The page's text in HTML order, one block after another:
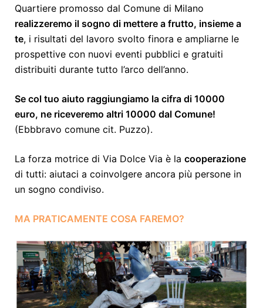
Quartiere promosso dal Comune di Milano
realizzeremo il sogno di mettere a frutto, insieme a
te, i risultati del lavoro svolto finora e ampliarne le
prospettive con nuovi eventi pubblici e gratuiti
distribuiti durante tutto l’arco dell’anno.
Se col tuo aiuto raggiungiamo la cifra di 10000
euro, ne riceveremo altri 10000 dal Comune!
(Ebbbravo comune cit. Puzzo).
La forza motrice di Via Dolce Via è la cooperazione
di tutti: aiutaci a coinvolgere ancora più persone in
un sogno condiviso.
MA PRATICAMENTE COSA FAREMO?